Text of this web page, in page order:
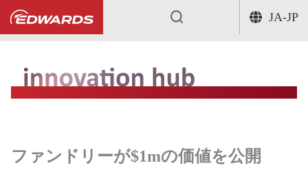
JA-JP
...
ファンドリーが$1mの価値を公開